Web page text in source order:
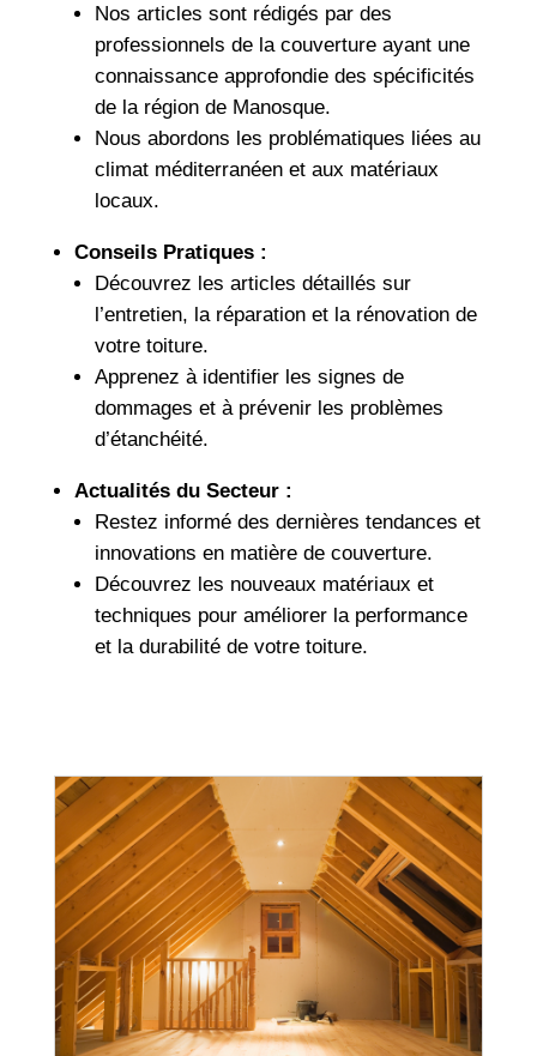
Nos articles sont rédigés par des
professionnels de la couverture ayant une
connaissance approfondie des spécificités
de la région de Manosque.
Nous abordons les problématiques liées au
climat méditerranéen et aux matériaux
locaux.
Conseils Pratiques :
Découvrez les articles détaillés sur
l’entretien, la réparation et la rénovation de
votre toiture.
Apprenez à identifier les signes de
dommages et à prévenir les problèmes
d’étanchéité.
Actualités du Secteur :
Restez informé des dernières tendances et
innovations en matière de couverture.
Découvrez les nouveaux matériaux et
techniques pour améliorer la performance
et la durabilité de votre toiture.